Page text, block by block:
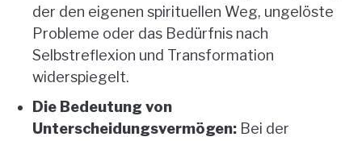
der den eigenen spirituellen Weg, ungelöste
Probleme oder das Bedürfnis nach
Selbstreflexion und Transformation
widerspiegelt.
Die Bedeutung von
Unterscheidungsvermögen: Bei der